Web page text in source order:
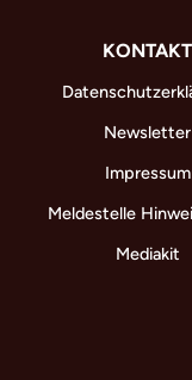
KONTAKT
Newsletter
Impressum
Meldestelle
Mediakit